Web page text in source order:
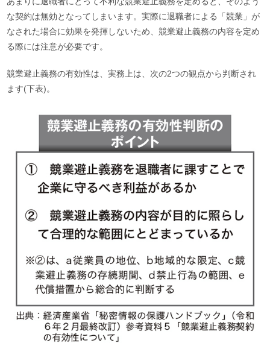
な契約は無効となってしまいます。実際に退職者による「競業」が
なされた場合に効果を発揮しないため、競業避止義務の内容を定め
る際には注意が必要です。
競業避止義務の有効性は、実務上は、次の2つの観点から判断され
ます(下表)。